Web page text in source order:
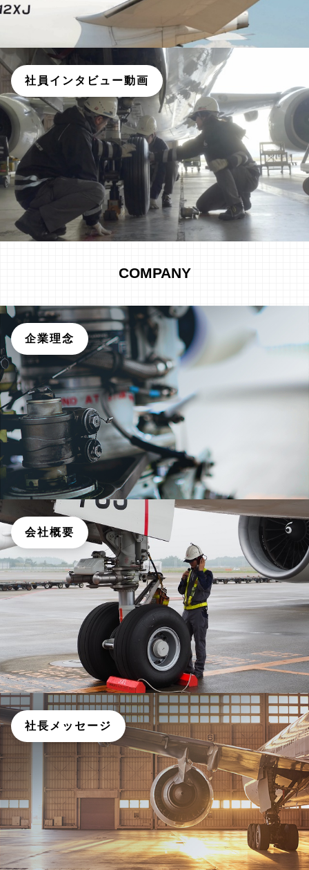
社員インタビュー動画
COMPANY
企業理念
会社概要
社長メッセージ